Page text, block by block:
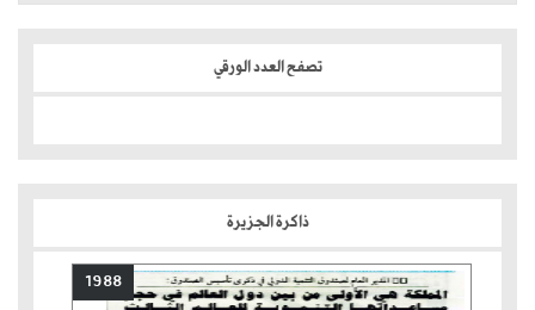
تصفح العدد الورقي
ذاكرة الجزيرة
1988